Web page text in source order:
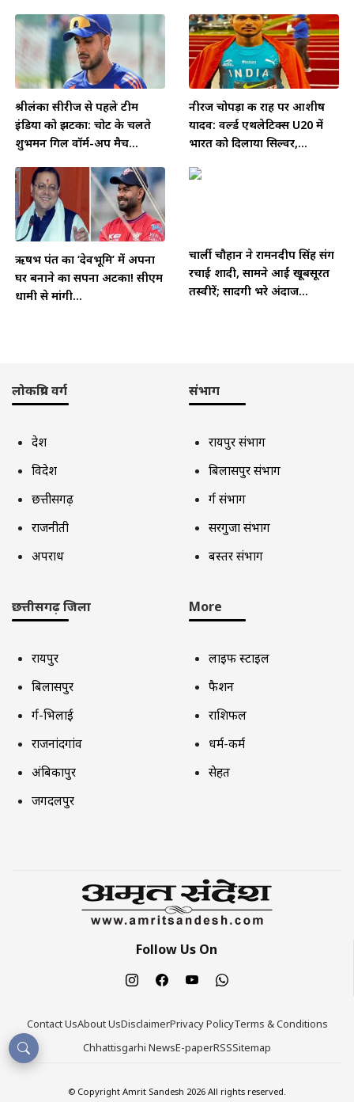
श्रीलंका सीरीज से पहले टीम
इंडिया को झटका: चोट के चलते
शुभमन गिल वॉर्म-अप मैच...
नीरज चोपड़ा की राह पर आशीष
यादव: वर्ल्ड एथलेटिक्स U20 में
भारत को दिलाया सिल्वर,...
ऋषभ पंत का ‘देवभूमि’ में अपना
घर बनाने का सपना अटका! सीएम
धामी से मांगी...
चार्ली चौहान ने रामनदीप सिंह संग
रचाई शादी, सामने आईं खूबसूरत
तस्वीरें; सादगी भरे अंदाज...
लोकप्रिय वर्ग
देश
विदेश
छत्तीसगढ़
राजनीती
अपराध
संभाग
रायपुर संभाग
बिलासपुर संभाग
दुर्ग संभाग
सरगुजा संभाग
बस्तर संभाग
छत्तीसगढ़ जिला
रायपुर
बिलासपुर
दुर्ग-भिलाई
राजनांदगांव
अंबिकापुर
जगदलपुर
More
लाइफ स्टाइल
फैशन
राशिफल
धर्म-कर्म
सेहत
Follow Us On
Contact UsAbout UsDisclaimerPrivacy PolicyTerms & Conditions
Chhattisgarhi NewsE-paperRSSSitemap
© Copyright Amrit Sandesh 2026 All rights reserved.